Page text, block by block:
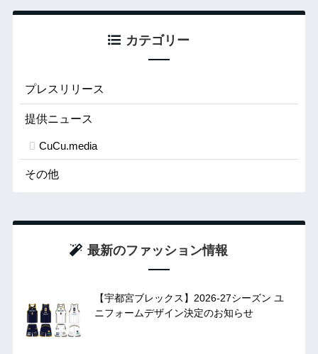
カテゴリー
プレスリリース
提供ニュース
CuCu.media
その他
最新のファッション情報
【宇都宮ブレックス】2026-27シーズン ユ
ニフォームデザイン決定のお知らせ